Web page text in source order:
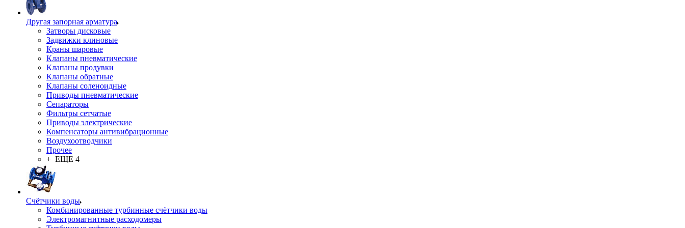
Другая запорная арматура
Затворы дисковые
Задвижки клиновые
Краны шаровые
Клапаны пневматические
Клапаны продувки
Клапаны обратные
Клапаны соленоидные
Приводы пневматические
Сепараторы
Фильтры сетчатые
Приводы электрические
Компенсаторы антивибрационные
Воздухоотводчики
Прочее
+ ЕЩЕ 4
Счётчики воды
Комбинированные турбинные счётчики воды
Электромагнитные расходомеры